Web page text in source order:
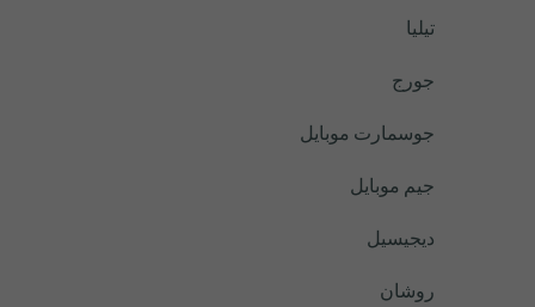
تيليا
جورج
جوسمارت موبايل
جيم موبايل
ديجيسيل
روشان